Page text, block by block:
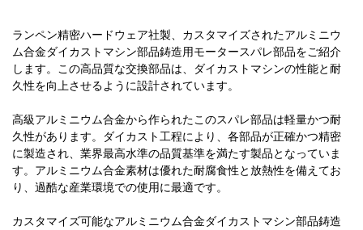
ランペン精密ハードウェア社製、カスタマイズされたアルミニウ
ム合金ダイカストマシン部品鋳造用モータースパレ部品をご紹介
します。この高品質な交換部品は、ダイカストマシンの性能と耐
久性を向上させるように設計されています。
高級アルミニウム合金から作られたこのスパレ部品は軽量かつ耐
久性があります。ダイカスト工程により、各部品が正確かつ精密
に製造され、業界最高水準の品質基準を満たす製品となっていま
す。アルミニウム合金素材は優れた耐腐食性と放熱性を備えてお
り、過酷な産業環境での使用に最適です。
カスタマイズ可能なアルミニウム合金ダイカストマシン部品鋳造